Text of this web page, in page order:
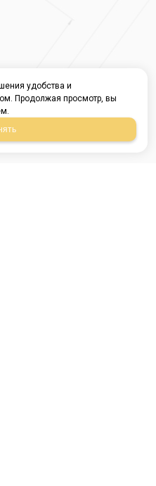
удобства и
Продолжая просмотр, вы